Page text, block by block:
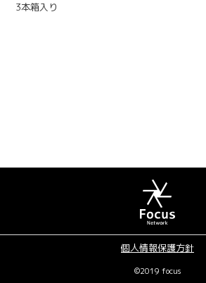
3本箱入り
個人情報保護方針
©2019 focus